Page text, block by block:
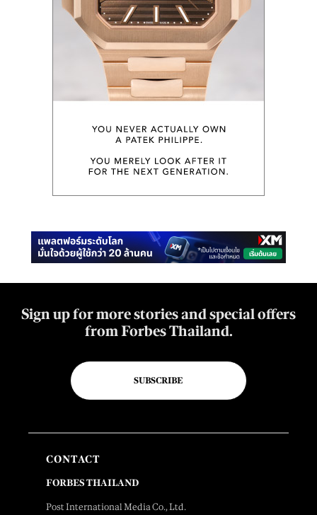
Sign up for more stories and special offers
from Forbes Thailand.
SUBSCRIBE
CONTACT
FORBES THAILAND
Post International Media Co., Ltd.